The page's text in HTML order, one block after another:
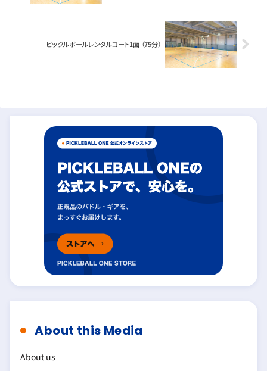
ピックルボールレンタルコート1面 （75分）
About this Media
About us